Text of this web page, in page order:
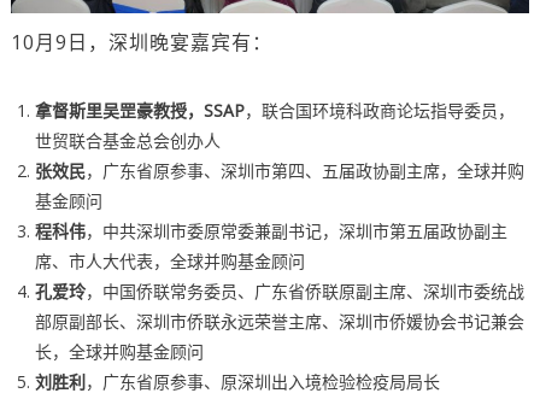
10月9日，深圳晚宴嘉宾有：
拿督斯里吴罡豪教授， SSAP，联合国环境科政商论坛指导委员，
世贸联合基金总会创办人
张效民，广东省原参事、深圳市第四、五届政协副主席，全球并购
基金顾问
程科伟，中共深圳市委原常委兼副书记，深圳市第五届政协副主
席、市人大代表，全球并购基金顾问
孔爱玲，中国侨联常务委员、广东省侨联原副主席、深圳市委统战
部原副部长、深圳市侨联永远荣誉主席、深圳市侨媛协会书记兼会
长，全球并购基金顾问
刘胜利 ，广东省原参事、原深圳出入境检验检疫局局长